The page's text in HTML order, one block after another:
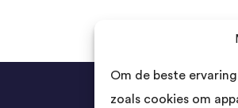
Om de beste
zoals cookies om